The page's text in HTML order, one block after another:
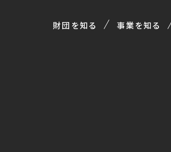
財団を知る 事業を知る